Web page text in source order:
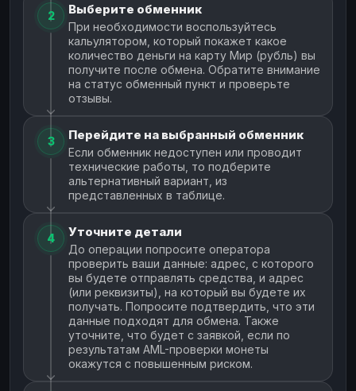
2 Выберите обменник
При необходимости воспользуйтесь
кальулятором, который покажет какое
количество деньги на карту Мир (рубль) вы
получите после обмена. Обратите внимание
на статус обменный пункт и проверьте
отзывы.
3 Перейдите на выбранный обменник
Если обменник недоступен или проводит
технические работы, то подберите
альтернативный вариант, из
представленных в таблице.
4 Уточните детали
До операции попросите оператора
проверить ваши данные: адрес, с которого
вы будете отправлять средства, и адрес
(или реквизиты), на который вы будете их
получать. Попросите подтвердить, что эти
данные подходят для обмена. Также
уточните, что будет с заявкой, если по
результатам AML-проверки монеты
окажутся с повышенным риском.